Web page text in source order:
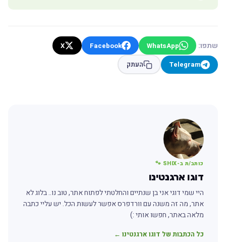
שתפו: WhatsApp
Facebook
X
Telegram
העתק
כותב/ת ב-SHIX 🐾
דוגו ארגנטינו
היי שמי דוגי אני בן שנתיים והחלטתי לפתוח אתר, טוב נו.. בלוג לא
אתר, מה זה משנה עם וורדפרס אפשר לעשות הכל. יש עליי כתבה
מלאה באתר, חפשו אותי :)
כל הכתבות של דוגו ארגנטינו ←